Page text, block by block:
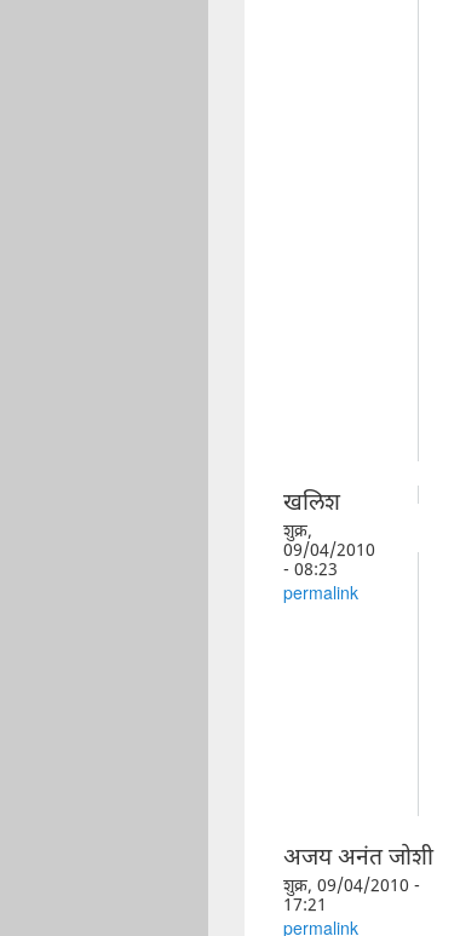
खलिश
शुक्र,
09/04/2010
- 08:23
permalink
अजय अनंत जोशी
शुक्र, 09/04/2010 -
17:21
permalink